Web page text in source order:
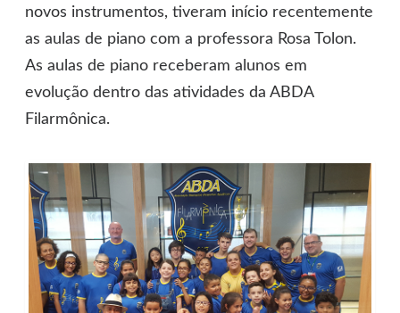
novos instrumentos, tiveram início recentemente
as aulas de piano com a professora Rosa Tolon.
As aulas de piano receberam alunos em
evolução dentro das atividades da ABDA
Filarmônica.